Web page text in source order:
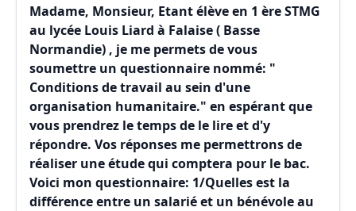
Madame, Monsieur, Etant élève en 1 ère STMG
au lycée Louis Liard à Falaise ( Basse
Normandie) , je me permets de vous
soumettre un questionnaire nommé: "
Conditions de travail au sein d'une
organisation humanitaire." en espérant que
vous prendrez le temps de le lire et d'y
répondre. Vos réponses me permettrons de
réaliser une étude qui comptera pour le bac.
Voici mon questionnaire: 1/Quelles est la
différence entre un salarié et un bénévole au